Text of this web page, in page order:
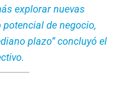
explorar nuevas
de negocio,
plazo” concluyó el